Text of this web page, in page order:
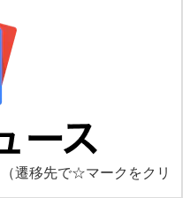
（遷移先で☆マークをクリ